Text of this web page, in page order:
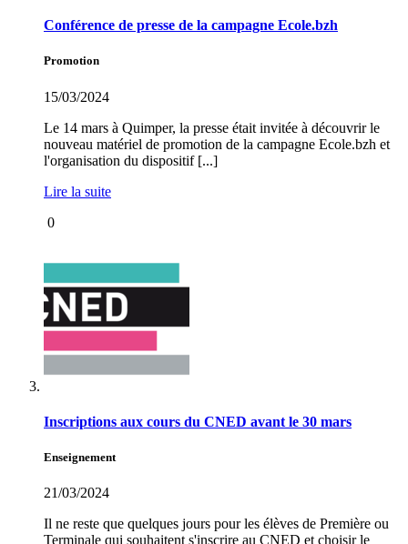
Conférence de presse de la campagne Ecole.bzh
Promotion
15/03/2024
Le 14 mars à Quimper, la presse était invitée à découvrir le
nouveau matériel de promotion de la campagne Ecole.bzh et
l'organisation du dispositif [...]
Lire la suite
0
Inscriptions aux cours du CNED avant le 30 mars
Enseignement
21/03/2024
Il ne reste que quelques jours pour les élèves de Première ou
Terminale qui souhaitent s'inscrire au CNED et choisir le